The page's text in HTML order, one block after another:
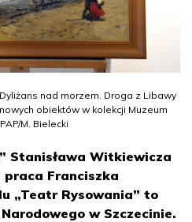
nad morzem. Droga z Libawy
obiektów w kolekcji Muzeum
M. Bielecki
Stanisława Witkiewicza
Franciszka
„Teatr Rysowania” to
w Szczecinie.